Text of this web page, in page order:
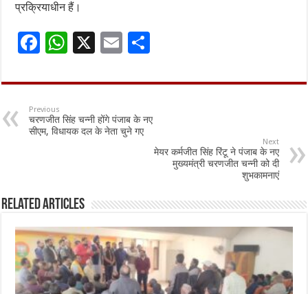
प्रक्रियाधीन हैं।
F
e
b
o
W
at
sA
p
X
E
ai ar
Previous
चरणजीत सिंह चन्नी होंगे पंजाब के नए
सीएम, विधायक दल के नेता चुने गए
Next
मेयर कर्मजीत सिंह रिंटू ने पंजाब के नए
मुख्यमंत्री चरणजीत चन्नी को दी
शुभकामनाएं
Related Articles